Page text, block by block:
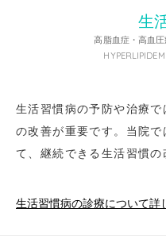
生
高脂血症・高血圧
生活習慣病の予防や治療
の改善が重要です。当院
て、継続できる生活習慣の
生活習慣病の診療について詳